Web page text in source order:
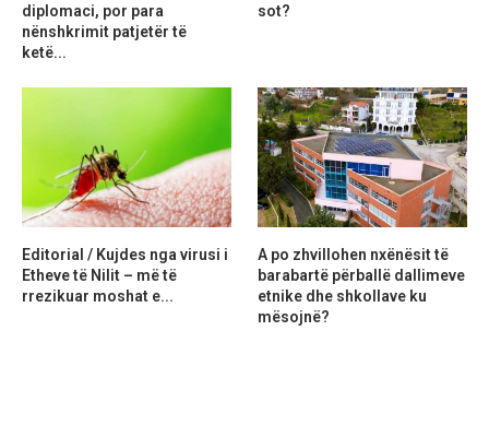
diplomaci, por para
nënshkrimit patjetër të
ketë...
sot?
Editorial / Kujdes nga virusi i
Etheve të Nilit – më të
rrezikuar moshat e...
A po zhvillohen nxënësit të
barabartë përballë dallimeve
etnike dhe shkollave ku
mësojnë?